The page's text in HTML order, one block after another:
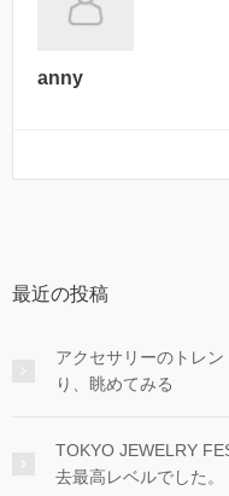
anny
最近の投稿
アクセサリーのトレ
り、眺めてみる
TOKYO JEWELRY
去最高レベルでした。